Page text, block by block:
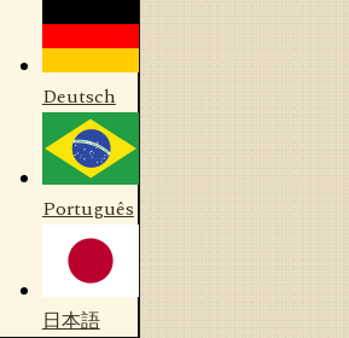
Deutsch
Português
日本語